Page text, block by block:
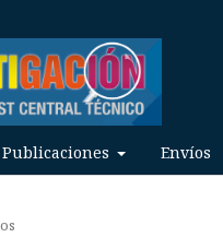
Publicaciones Envíos